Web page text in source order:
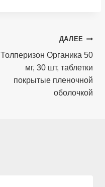
ДАЛЕЕ
Толперизон Органика 50
мг, 30 шт, таблетки
покрытые пленочной
оболочкой